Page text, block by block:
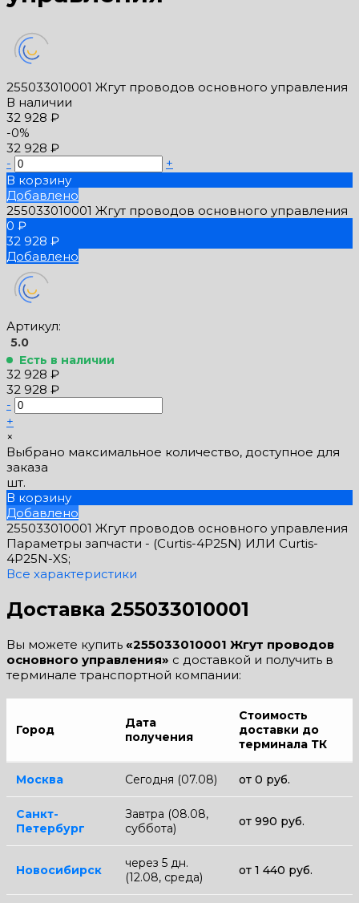
255033010001 Жгут проводов основного управления
В наличии
32 928 ₽
-0%
32 928 ₽
-
+
В корзину
Добавлено
255033010001 Жгут проводов основного управления
0 ₽
32 928 ₽
Добавлено
Артикул:
5.0
Есть в наличии
32 928 ₽
32 928 ₽
-
+
×
Выбрано максимальное количество, доступное для
заказа
шт.
В корзину
Добавлено
255033010001 Жгут проводов основного управления
Параметры запчасти - (Curtis-4P25N) ИЛИ Curtis-
4P25N-XS;
Все характеристики
Доставка 255033010001
Вы можете купить «255033010001 Жгут проводов
основного управления» с доставкой и получить в
терминале транспортной компании:
Город
Дата
получения
Стоимость
доставки до
терминала ТК
Москва Сегодня (07.08) от 0 руб.
Санкт-
Петербург
Завтра (08.08,
суббота)
от 990 руб.
Новосибирск
через 5 дн.
(12.08, среда)
от 1 440 руб.